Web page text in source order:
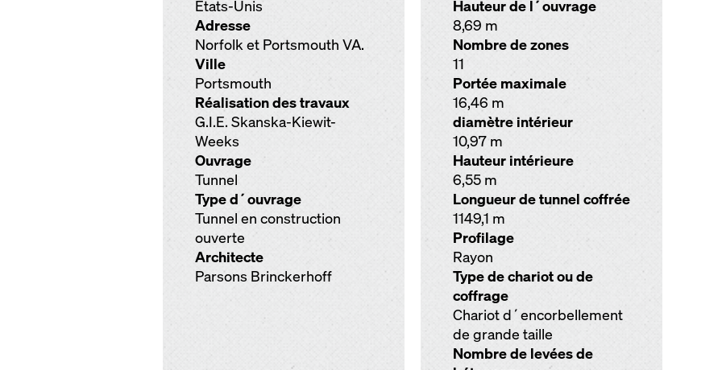
États-Unis
Adresse
Norfolk et Portsmouth VA.
Ville
Portsmouth
Réalisation des travaux
G.I.E. Skanska-Kiewit-
Weeks
Ouvrage
Tunnel
Type d´ouvrage
Tunnel en construction
ouverte
Architecte
Parsons Brinckerhoff
Hauteur de l´ouvrage
8,69 m
Nombre de zones
11
Portée maximale
16,46 m
diamètre intérieur
10,97 m
Hauteur intérieure
6,55 m
Longueur de tunnel coffrée
1149,1 m
Profilage
Rayon
Type de chariot ou de
coffrage
Chariot d´encorbellement
de grande taille
Nombre de levées de